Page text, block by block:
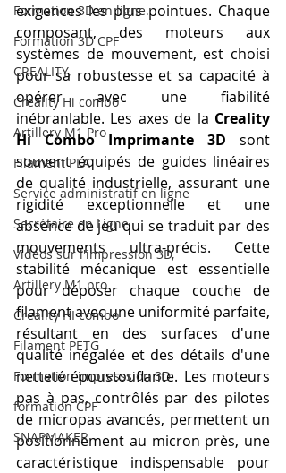
Formation 3D en ligne.
Formation 3D CPF
CREALITY,
Creality Hi combo
Artillery M1 Pro
Filament PLA
Service administratif en ligne
Secrétaire en Ligne
Vidéos sur l'impression 3D,
Artillery M1 pro
Creality HI combo
Filament PETG
Formation impresssion 3D
formation CPF
SNAPMAKER
exigences les plus pointues. Chaque
composant, des moteurs aux
systèmes de mouvement, est choisi
pour sa robustesse et sa capacité à
opérer avec une fiabilité
inébranlable. Les axes de la Creality
Hi Combo Imprimante 3D sont
souvent équipés de guides linéaires
de qualité industrielle, assurant une
rigidité exceptionnelle et une
absence de jeu qui se traduit par des
mouvements ultra-précis. Cette
stabilité mécanique est essentielle
pour déposer chaque couche de
filament avec une uniformité parfaite,
résultant en des surfaces d'une
qualité inégalée et des détails d'une
netteté époustouflante. Les moteurs
pas à pas, contrôlés par des pilotes
de micropas avancés, permettent un
positionnement au micron près, une
caractéristique indispensable pour